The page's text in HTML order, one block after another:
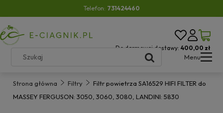
Telefon: 731424460
Do darmowej dostawy: 400,00 zł
Menu
Strona główna Filtry
Filtr powietrza SA16529 HIFI FILTER do
MASSEY FERGUSON: 3050, 3060, 3080, LANDINI: 5830